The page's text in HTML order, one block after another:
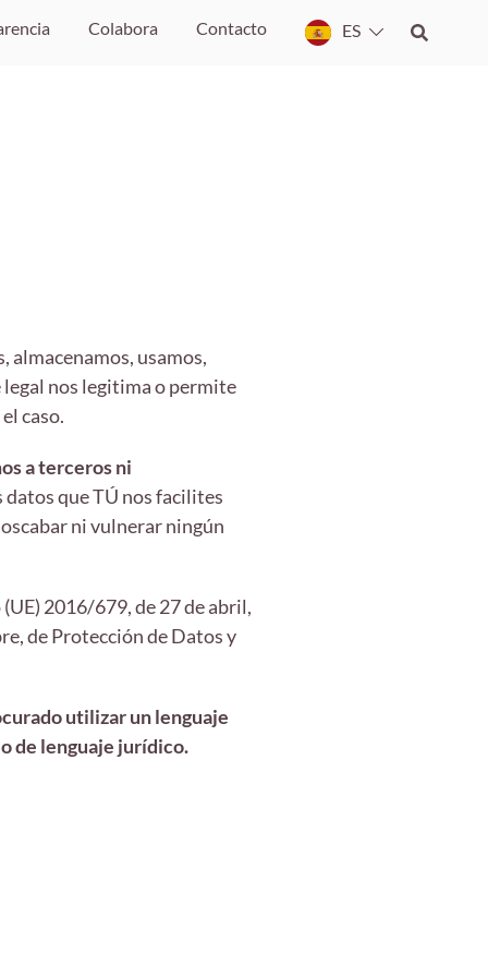
Colabora Contacto ES
almacenamos, usamos,
nos legitima o permite
caso.
a terceros ni
que TÚ nos facilites
ni vulnerar ningún
2016/679, de 27 de abril,
de Protección de Datos y
utilizar un lenguaje
de lenguaje jurídico.